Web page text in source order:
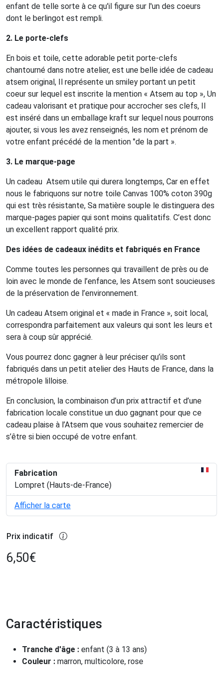
enfant de telle sorte à ce qu'il figure sur l'un des coeurs
dont le berlingot est rempli.
2. Le porte-clefs
En bois et toile, cette adorable petit porte-clefs
chantourné dans notre atelier, est une belle idée de cadeau
atsem original, Il représente un smiley portant un petit
coeur sur lequel est inscrite la mention « Atsem au top », Un
cadeau valorisant et pratique pour accrocher ses clefs, Il
est inséré dans un emballage kraft sur lequel nous pourrons
ajouter, si vous les avez renseignés, les nom et prénom de
votre enfant précédé de la mention "de la part ».
3. Le marque-page
Un cadeau Atsem utile qui durera longtemps, Car en effet
nous le fabriquons sur notre toile Canvas 100% coton 390g
qui est très résistante, Sa matière souple le distinguera des
marque-pages papier qui sont moins qualitatifs. C’est donc
un excellent rapport qualité prix.
Des idées de cadeaux inédits et fabriqués en France
Comme toutes les personnes qui travaillent de près ou de
loin avec le monde de l’enfance, les Atsem sont soucieuses
de la préservation de l’environnement.
Un cadeau Atsem original et « made in France », soit local,
correspondra parfaitement aux valeurs qui sont les leurs et
sera à coup sûr apprécié.
Vous pourrez donc gagner à leur préciser qu’ils sont
fabriqués dans un petit atelier des Hauts de France, dans la
métropole lilloise.
En conclusion, la combinaison d’un prix attractif et d’une
fabrication locale constitue un duo gagnant pour que ce
cadeau plaise à l’Atsem que vous souhaitez remercier de
s’être si bien occupé de votre enfant.
Fabrication
Lompret (Hauts-de-France)
Afficher la carte
Prix indicatif
6,50€
Caractéristiques
Tranche d'âge : enfant (3 à 13 ans)
Couleur : marron, multicolore, rose